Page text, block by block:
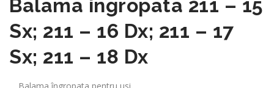
Balama ingropata 211 – 15
Sx; 211 – 16 Dx; 211 – 17
Sx; 211 – 18 Dx